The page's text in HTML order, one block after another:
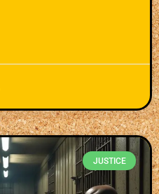
JUSTICE